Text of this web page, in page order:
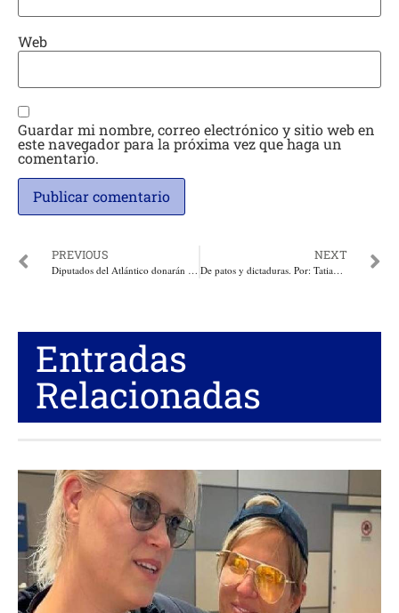
Web
Guardar mi nombre, correo electrónico y sitio web en
este navegador para la próxima vez que haga un
comentario.
PREVIOUS
Diputados del Atlántico donarán un día de salario a damnificados de Mocoa
NEXT
De patos y dictaduras. Por: Tatiana Cabello Flórez*
Entradas
Relacionadas